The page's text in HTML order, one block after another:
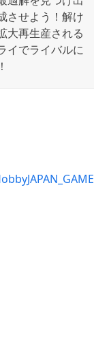
させよう！解け
大再生産される
イでライバルに